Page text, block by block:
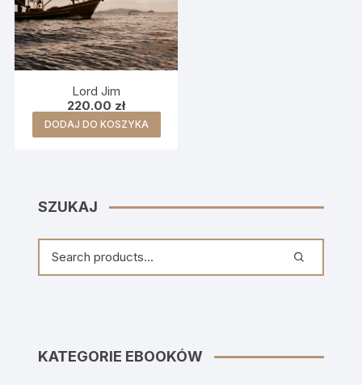
Lord Jim
220.00 zł
DODAJ DO KOSZYKA
SZUKAJ
KATEGORIE EBOOKÓW